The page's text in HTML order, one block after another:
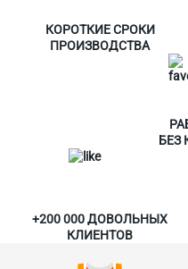
КОРОТКИЕ СРОКИ
ПРОИЗВОДСТВА
БЕЗ
+200 000 ДОВОЛЬНЫХ
КЛИЕНТОВ